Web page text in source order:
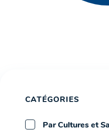
CATÉGORIES
Par Cultures et